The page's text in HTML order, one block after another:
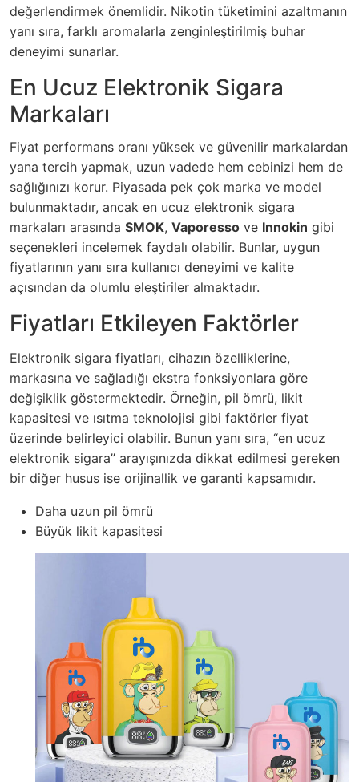
değerlendirmek önemlidir. Nikotin tüketimini azaltmanın
yanı sıra, farklı aromalarla zenginleştirilmiş buhar
deneyimi sunarlar.
En Ucuz Elektronik Sigara
Markaları
Fiyat performans oranı yüksek ve güvenilir markalardan
yana tercih yapmak, uzun vadede hem cebinizi hem de
sağlığınızı korur. Piyasada pek çok marka ve model
bulunmaktadır, ancak en ucuz elektronik sigara
markaları arasında SMOK, Vaporesso ve Innokin gibi
seçenekleri incelemek faydalı olabilir. Bunlar, uygun
fiyatlarının yanı sıra kullanıcı deneyimi ve kalite
açısından da olumlu eleştiriler almaktadır.
Fiyatları Etkileyen Faktörler
Elektronik sigara fiyatları, cihazın özelliklerine,
markasına ve sağladığı ekstra fonksiyonlara göre
değişiklik göstermektedir. Örneğin, pil ömrü, likit
kapasitesi ve ısıtma teknolojisi gibi faktörler fiyat
üzerinde belirleyici olabilir. Bunun yanı sıra, “en ucuz
elektronik sigara” arayışınızda dikkat edilmesi gereken
bir diğer husus ise orijinallik ve garanti kapsamıdır.
Daha uzun pil ömrü
Büyük likit kapasitesi